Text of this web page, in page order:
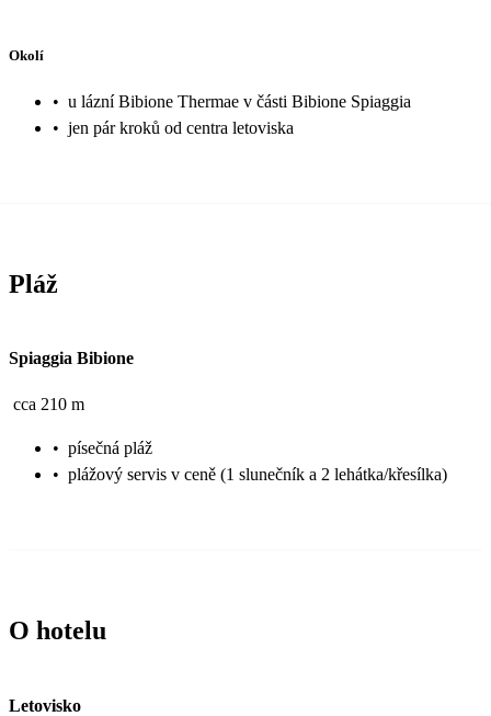
Okolí
• u lázní Bibione Thermae v části Bibione Spiaggia
• jen pár kroků od centra letoviska
Pláž
Spiaggia Bibione
cca 210 m
• písečná pláž
• plážový servis v ceně (1 slunečník a 2 lehátka/křesílka)
O hotelu
Letovisko